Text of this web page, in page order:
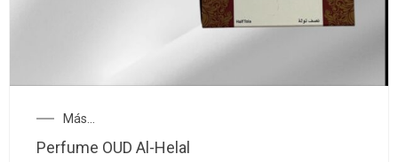
Más...
Perfume OUD Al-Helal